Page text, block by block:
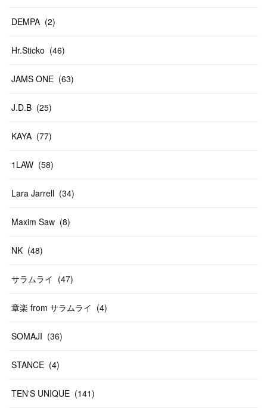
DEMPA (2)
Hr.Sticko (46)
JAMS ONE (63)
J.D.B (25)
KAYA (77)
1LAW (58)
Lara Jarrell (34)
Maxim Saw (8)
NK (48)
サラムライ (47)
章楽 from サラムライ (4)
SOMAJI (36)
STANCE (4)
TEN'S UNIQUE (141)